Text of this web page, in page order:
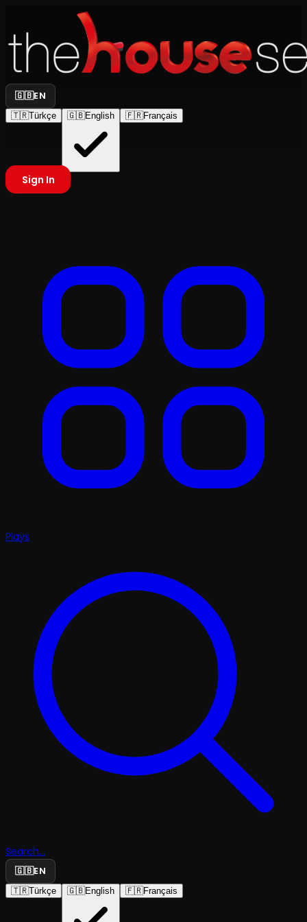
🇬🇧EN
🇹🇷Türkçe 🇬🇧English 🇫🇷Français
Sign In
Plays
Search...
🇬🇧EN
🇹🇷Türkçe 🇬🇧English 🇫🇷Français